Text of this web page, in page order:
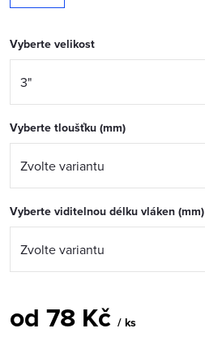
Vyberte velikost
Vyberte tloušťku (mm)
Vyberte viditelnou délku vláken (mm)
od 78 Kč / ks